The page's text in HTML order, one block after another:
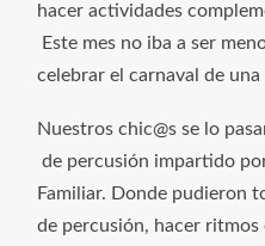
hacer actividades
Este mes no iba a ser
celebrar el carnaval de
Nuestros chic@s se lo
de percusión impartido
Familiar. Donde pudieron
de percusión, hacer ritmos